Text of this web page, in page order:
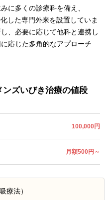
に多くの診療科を備え、
した専門外来を設置していま
、必要に応じて他科と連携し
応じた多角的なアプローチ
ズいびき治療の値段
100,000円
月額500円～
療法）